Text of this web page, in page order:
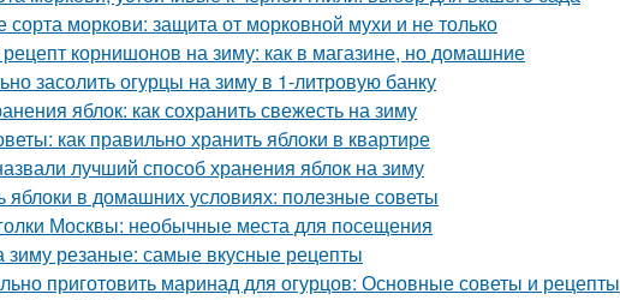
сорта моркови: защита от морковной мухи и не только
корнишонов на зиму: как в магазине, но домашние
засолить огурцы на зиму в 1-литровую банку
яблок: как сохранить свежесть на зиму
как правильно хранить яблоки в квартире
лучший способ хранения яблок на зиму
яблоки в домашних условиях: полезные советы
Москвы: необычные места для посещения
зиму резаные: самые вкусные рецепты
приготовить маринад для огурцов: Основные советы и рецепты